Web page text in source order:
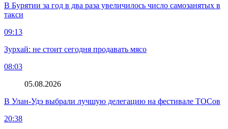
В Бурятии за год в два раза увеличилось число самозанятых в
такси
09:13
Зурхай: не стоит сегодня продавать мясо
08:03
05.08.2026
В Улан-Удэ выбрали лучшую делегацию на фестивале ТОСов
20:38